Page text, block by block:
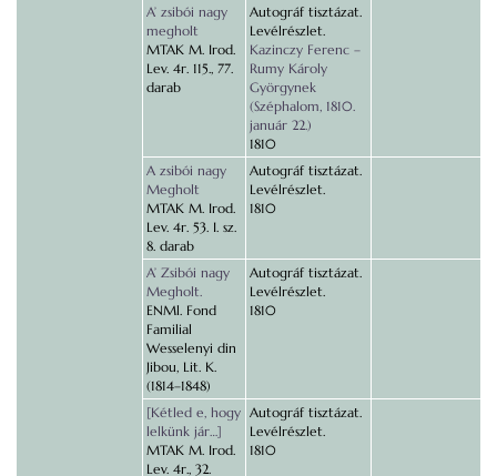
A’ zsibói nagy
megholt
MTAK M. Irod.
Lev. 4r. 115., 77.
darab
Autográf tisztázat.
Levélrészlet.
Kazinczy Ferenc –
Rumy Károly
Györgynek
(Széphalom, 1810.
január 22.)
1810
A zsibói nagy
Megholt
MTAK M. Irod.
Lev. 4r. 53. I. sz.
8. darab
Autográf tisztázat.
Levélrészlet.
1810
A’ Zsibói nagy
Megholt.
ENMl. Fond
Familial
Wesselenyi din
Jibou, Lit. K.
(1814–1848)
Autográf tisztázat.
Levélrészlet.
1810
[Kétled e, hogy
lelkünk jár…]
MTAK M. Irod.
Lev. 4r., 32.
Autográf tisztázat.
Levélrészlet.
1810